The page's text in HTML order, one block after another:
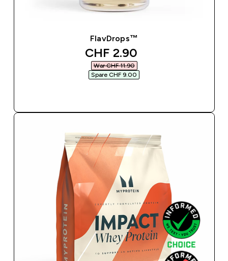
FlavDrops™
discounted price
CHF 2.90‎
War CHF 11.90‎
Spare CHF 9.00‎